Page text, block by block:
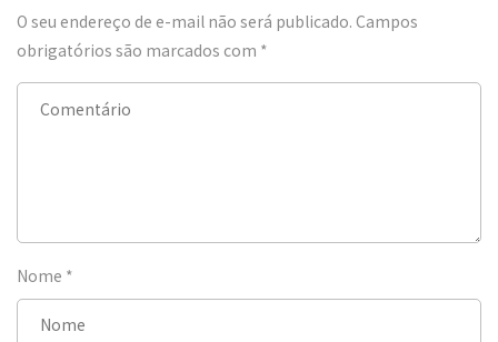
O seu endereço de e-mail não será publicado. Campos
obrigatórios são marcados com *
Nome *